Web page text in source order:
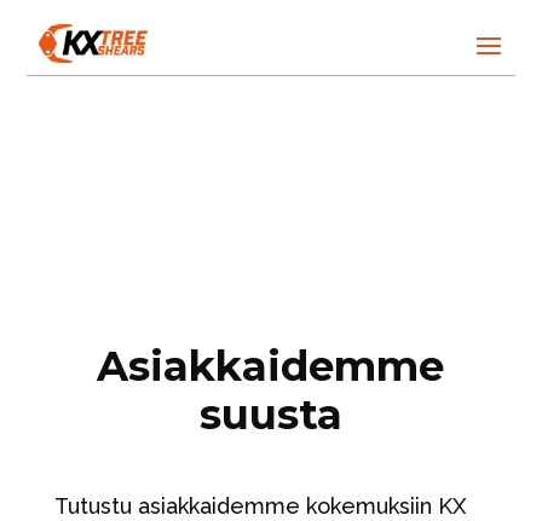
Asiakkaidemme
suusta
Tutustu asiakkaidemme kokemuksiin KX